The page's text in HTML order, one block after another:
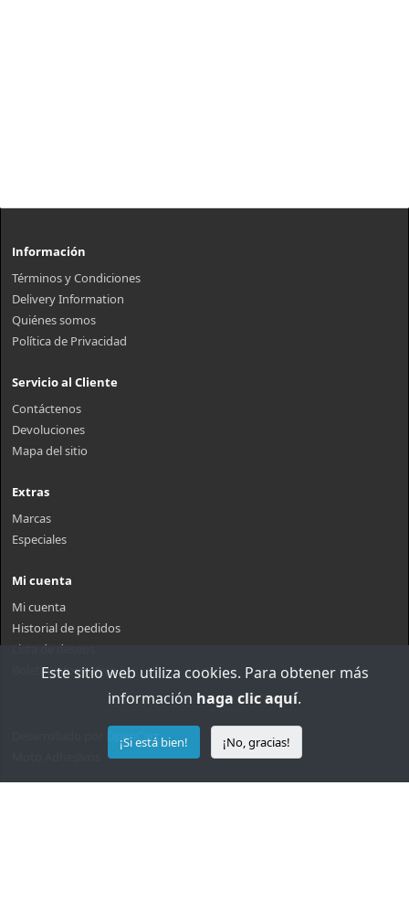
Información
Términos y Condiciones
Delivery Information
Quiénes somos
Política de Privacidad
Servicio al Cliente
Contáctenos
Devoluciones
Mapa del sitio
Extras
Marcas
Especiales
Mi cuenta
Mi cuenta
Historial de pedidos
Lista de deseos
Boletin informativo
OpenCart
Este sitio web utiliza cookies. Para obtener más
información haga clic aquí.
¡Si está bien! ¡No, gracias!